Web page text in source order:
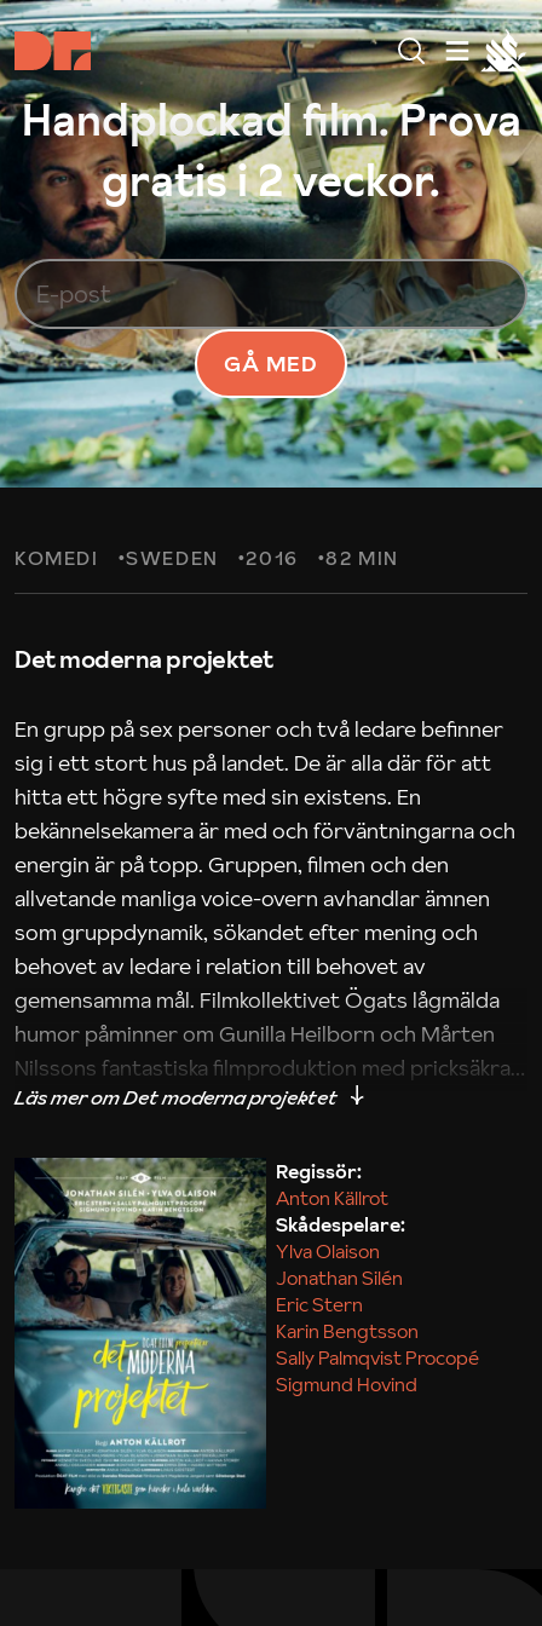
Handplockad film. Prova
gratis i 2 veckor.
GÅ MED
KOMEDI SWEDEN 2016 82 MIN
Det moderna projektet
En grupp på sex personer och två ledare befinner
sig i ett stort hus på landet. De är alla där för att
hitta ett högre syfte med sin existens. En
bekännelsekamera är med och förväntningarna och
energin är på topp. Gruppen, filmen och den
allvetande manliga voice-overn avhandlar ämnen
som gruppdynamik, sökandet efter mening och
behovet av ledare i relation till behovet av
gemensamma mål. Filmkollektivet Ögats lågmälda
humor påminner om Gunilla Heilborn och Mårten
Nilssons fantastiska filmproduktion med pricksäkra
iakttagelser om hur svårt det kan vara att omsätta
Maja Kekonius
Regissör:
Anton Källrot
Skådespelare:
Ylva Olaison
Jonathan Silén
Eric Stern
Karin Bengtsson
Sally Palmqvist Procopé
Sigmund Hovind